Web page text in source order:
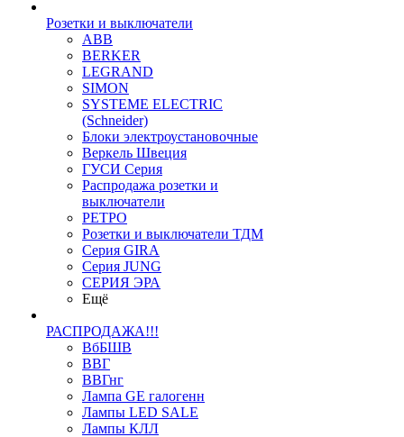
Розетки и выключатели
ABB
BERKER
LEGRAND
SIMON
SYSTEME ELECTRIC
(Schneider)
Блоки электроустановочные
Веркель Швеция
ГУСИ Серия
Распродажа розетки и
выключатели
РЕТРО
Розетки и выключатели ТДМ
Серия GIRA
Серия JUNG
СЕРИЯ ЭРА
Ещё
РАСПРОДАЖА!!!
ВбБШВ
ВВГ
ВВГнг
Лампа GE галогенн
Лампы LED SALE
Лампы КЛЛ